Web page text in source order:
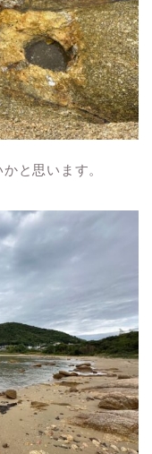
と思います。